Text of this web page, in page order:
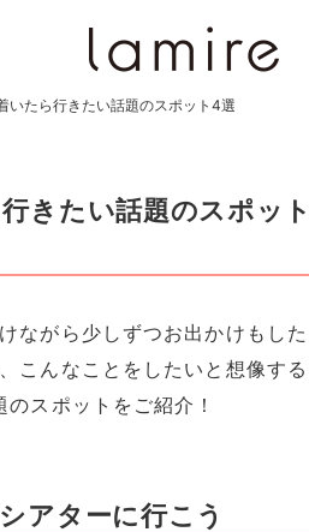
いたら行きたい話題のスポット4選
きたい話題のスポット
ながら少しずつお出かけもした
こんなことをしたいと想像する
スポットをご紹介！
アターに行こう